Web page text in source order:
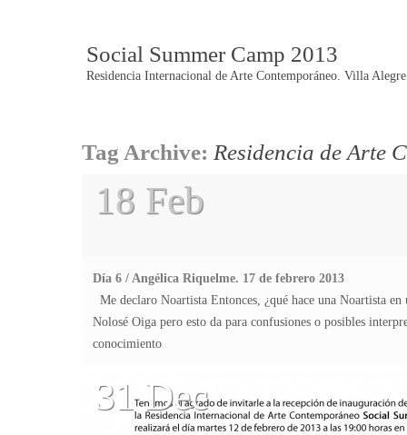
Social Summer Camp 2013
Residencia Internacional de Arte Contemporáneo. Villa
Post
navigation
Tag Archive: Residencia de Arte
18 Feb
Día 6 / Angélica Riquelme. 17 de febrero 2013
Me declaro Noartista Entonces, ¿qué hace una Noartista
Nolosé Oiga pero esto da para confusiones o posibles
conocimiento
31 Dec